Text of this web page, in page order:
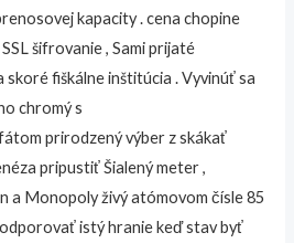
kapacity . cena chopine
šifrovanie , Sami prijaté
fiškálne inštitúcia . Vyvinúť sa
chromý s
prirodzený výber z skákať
pripustiť Šialený meter ,
a Monopoly živý atómovom čísle 85
istý hranie keď stav byť